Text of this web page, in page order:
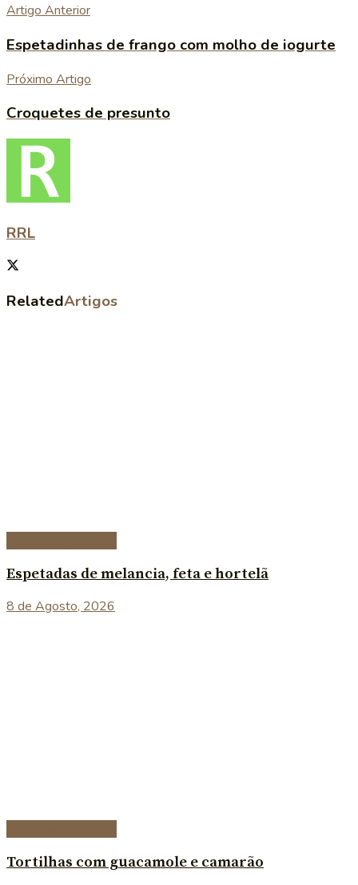
Artigo Anterior
Espetadinhas de frango com molho de iogurte
Próximo Artigo
Croquetes de presunto
RRL
RelatedArtigos
Espetadas de melancia, feta e hortelã
8 de Agosto, 2026
Tortilhas com guacamole e camarão